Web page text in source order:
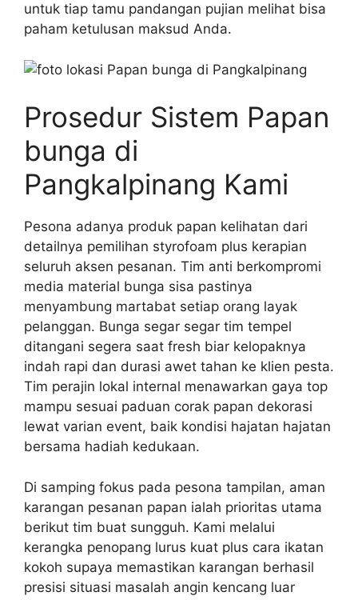
untuk tiap tamu pandangan pujian melihat bisa
paham ketulusan maksud Anda.
Prosedur Sistem Papan
bunga di
Pangkalpinang Kami
Pesona adanya produk papan kelihatan dari
detailnya pemilihan styrofoam plus kerapian
seluruh aksen pesanan. Tim anti berkompromi
media material bunga sisa pastinya
menyambung martabat setiap orang layak
pelanggan. Bunga segar segar tim tempel
ditangani segera saat fresh biar kelopaknya
indah rapi dan durasi awet tahan ke klien pesta.
Tim perajin lokal internal menawarkan gaya top
mampu sesuai paduan corak papan dekorasi
lewat varian event, baik kondisi hajatan hajatan
bersama hadiah kedukaan.
Di samping fokus pada pesona tampilan, aman
karangan pesanan papan ialah prioritas utama
berikut tim buat sungguh. Kami melalui
kerangka penopang lurus kuat plus cara ikatan
kokoh supaya memastikan karangan berhasil
presisi situasi masalah angin kencang luar